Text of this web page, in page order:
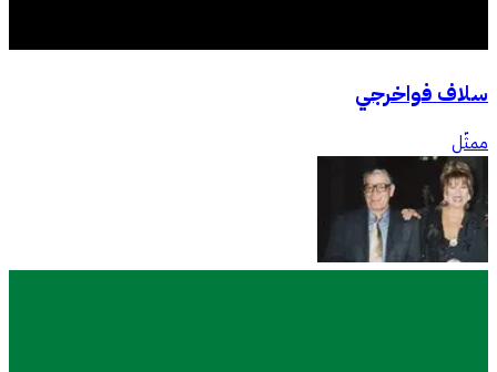
سلاف فواخرجي
ممثّل